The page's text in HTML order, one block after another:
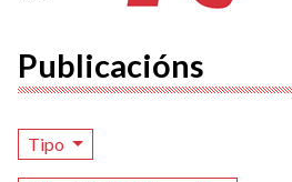
Publicacións
Tipo